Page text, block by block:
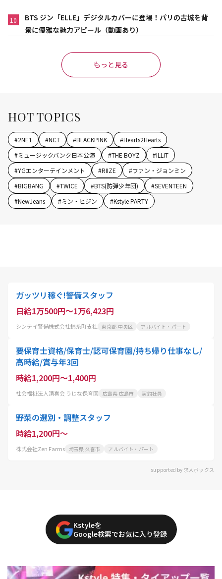
10
BTS ジン「ELLE」デジタルカバーに登場！パリの古城を背
景に優雅な魅力アピール（動画あり）
もっと見る
HOT TOPICS
#2NE1 #NCT #BLACKPINK #Hearts2Hearts
#ミュージックバンク日本公演 #THE BOYZ #ILLIT
#YGエンターテインメント #RIIZE #ファン・ジョンミン
#BIGBANG #TWICE #BTS(防弾少年団) #SEVENTEEN
#NewJeans #ミン・ヒジン #Kstyle PARTY
ガッツリ稼ぐ!警備スタッフ
日給1万500円～1万6,423円
シンテイ警備株式会社錦糸町支社 東京都 中央区 アルバイト・パート
要保育士資格/保育士/認可保育園/持ち帰り仕事なし/
高時給/賞与年3回
時給1,200円～1,400円
社会福祉法人清喜会 うじな保育園 広島県 広島市 契約社員
野菜の選別・調整スタッフ
時給1,200円～
株式会社Zen Farms 埼玉県 久喜市 アルバイト・パート
supported by 求人ボックス
Kstyleを
Google検索でお気に入り登録